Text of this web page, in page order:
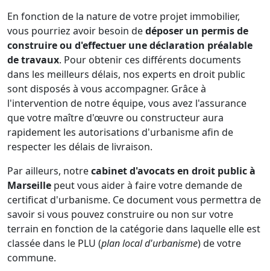
En fonction de la nature de votre projet immobilier,
vous pourriez avoir besoin dedéposer un permis de
construire ou d'effectuer une déclaration préalable
de travaux. Pour obtenir ces différents documents
dans les meilleurs délais, nos experts en droit public
sont disposés à vous accompagner. Grâce à
l'intervention de notre équipe, vous avez l'assurance
que votre maître d'œuvre ou constructeur aura
rapidement les autorisations d'urbanisme afin de
respecter les délais de livraison.
Par ailleurs, notrecabinet d'avocats en droit public à
Marseille peut vous aider à faire votre demande de
certificat d'urbanisme. Ce document vous permettra de
savoir si vous pouvez construire ou non sur votre
terrain en fonction de la catégorie dans laquelle elle est
classée dans le PLU (plan local d'urbanisme) de votre
commune.